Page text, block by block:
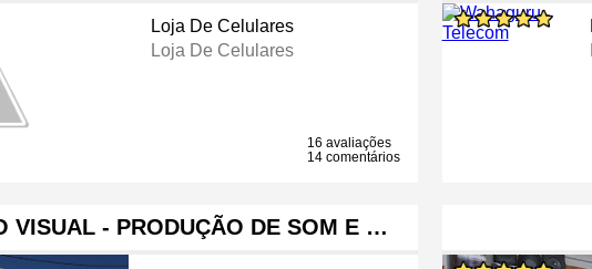
Loja De Celulares
Loja De Celulares
16 avaliações
14 comentários
VISUAL - PRODUÇÃO DE SOM E …